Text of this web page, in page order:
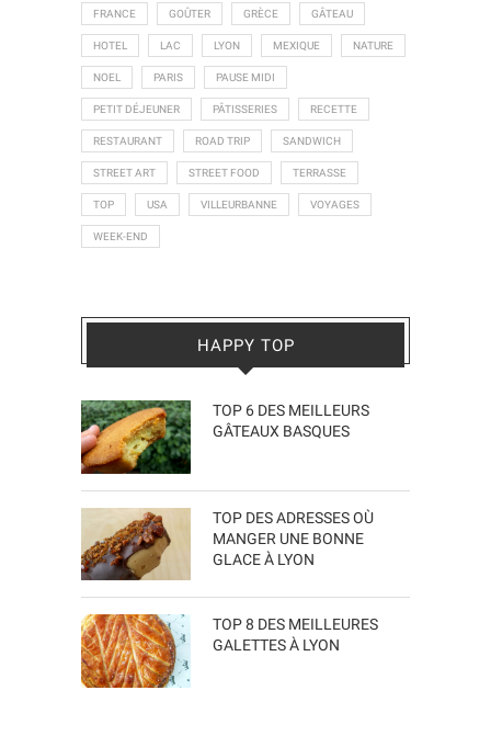
FRANCE GOÛTER GRÈCE GÂTEAU
HOTEL LAC LYON MEXIQUE NATURE
NOEL PARIS PAUSE MIDI
PETIT DÉJEUNER PÂTISSERIES RECETTE
RESTAURANT ROAD TRIP SANDWICH
STREET ART STREET FOOD TERRASSE
TOP USA VILLEURBANNE VOYAGES
WEEK-END
HAPPY TOP
TOP 6 DES MEILLEURS
GÂTEAUX BASQUES
TOP DES ADRESSES OÙ
MANGER UNE BONNE
GLACE À LYON
TOP 8 DES MEILLEURES
GALETTES À LYON